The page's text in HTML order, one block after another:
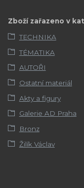
Zboží zařazeno v
TECHNIKA
TÉMATIKA
AUTOŘI
Ostatní materiál
Akty a figury
Galerie AD Praha
Bronz
Žilík Václav